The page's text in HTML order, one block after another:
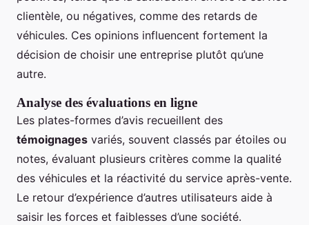
clientèle, ou négatives, comme des retards de
véhicules. Ces opinions influencent fortement la
décision de choisir une entreprise plutôt qu’une
autre.
Analyse des évaluations en ligne
Les plates-formes d’avis recueillent des
témoignages variés, souvent classés par étoiles ou
notes, évaluant plusieurs critères comme la qualité
des véhicules et la réactivité du service après-vente.
Le retour d’expérience d’autres utilisateurs aide à
saisir les forces et faiblesses d’une société.